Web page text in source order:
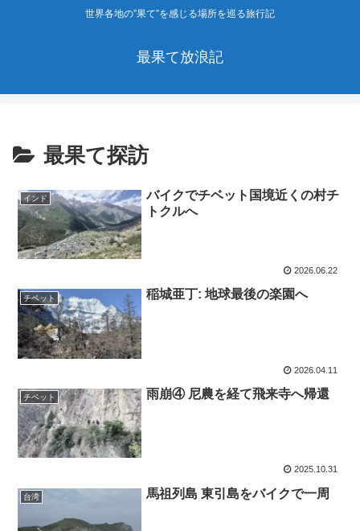
世界各地の”果て”を感じる場所を巡る旅行記
最果て放浪記
最果て探訪
インド
バイクでチベット国境近くの村チ
トクルへ
2026.06.22
チベット 稲城亜丁: 地球最後の楽園へ
2026.04.11
チベット 雨崩④ 尼農を経て飛来寺へ帰還
2025.10.31
台湾 馬祖列島 東引島をバイクで一周